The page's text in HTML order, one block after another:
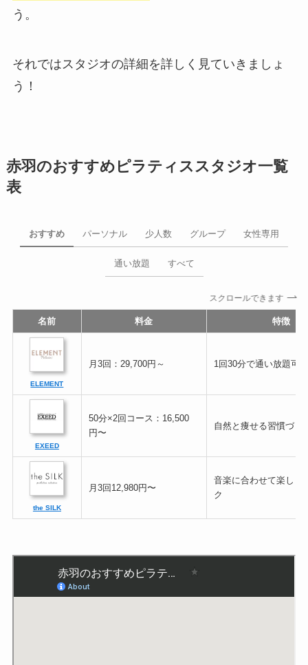
う。
それではスタジオの詳細を詳しく見ていきましょ
う！
赤羽のおすすめピラティススタジオ一覧
表
おすすめ パーソナル 少人数 グループ 女性専用
通い放題 すべて
スクロールできます
名前 料金 特徴
ELEMENT
月3回：29,700円～ 1回30分で通い放題可能
EXEED
50分×2回コース：16,500
円〜
自然と痩せる習慣づく
the SILK
月3回12,980円〜
音楽に合わせて楽しく
ク